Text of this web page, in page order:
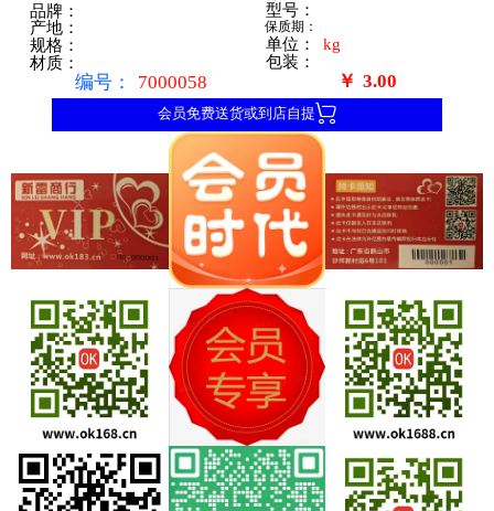
品牌：
型号：
产地：
保质期：
规格： 单位：
kg
材质：
包装：
编号： 7000058 ￥ 3.00
会员免费送货或到店自提 